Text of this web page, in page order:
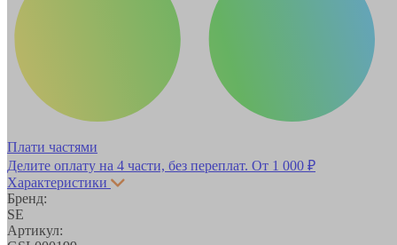
Плати частями
Делите оплату на 4 части, без переплат. От 1 000 ₽
Характеристики
Бренд:
SE
Артикул: